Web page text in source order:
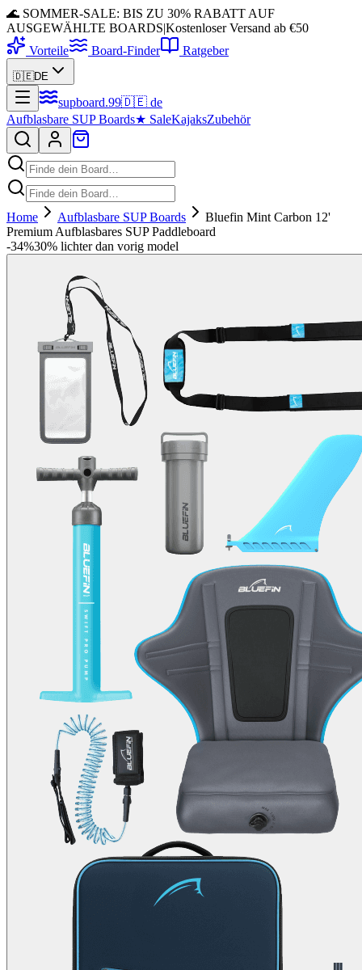
🌊 SOMMER-SALE: BIS ZU 30% RABATT AUF
AUSGEWÄHLTE BOARDS|Kostenloser Versand ab €50
Vorteile
Board-Finder Ratgeber
🇩🇪DE
supboard.99🇩🇪 de
Aufblasbare SUP Boards★ SaleKajaksZubehör
Home Aufblasbare SUP Boards
Bluefin Mint Carbon 12'
Premium Aufblasbares SUP Paddleboard
-34%30% lichter dan vorig model